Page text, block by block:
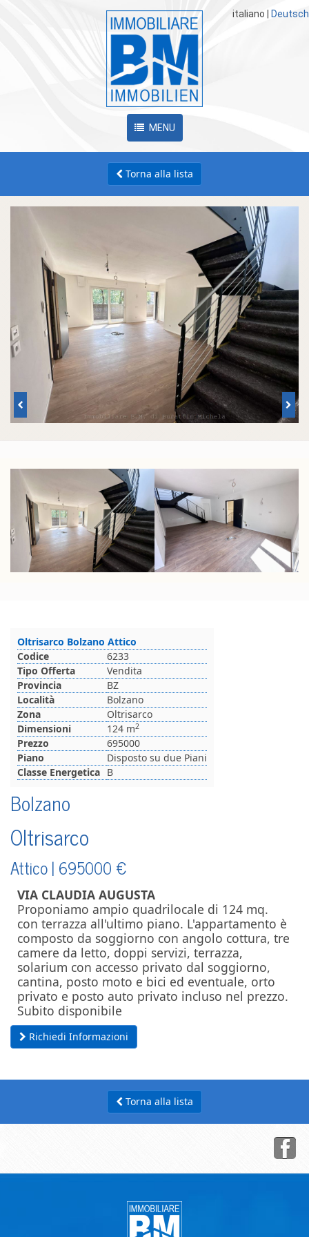
italiano Deutsch
MENU
Torna alla lista
Oltrisarco Bolzano Attico
Codice
6233
Tipo Offerta
Vendita
Provincia
BZ
Località
Bolzano
Zona
Oltrisarco
Dimensioni
124 m2
Prezzo
695000
Piano
Disposto su due Piani
Classe Energetica B
Bolzano
Oltrisarco
Attico | 695000 €
VIA CLAUDIA AUGUSTA
Proponiamo ampio quadrilocale di 124 mq.
con terrazza all'ultimo piano. L'appartamento è
composto da soggiorno con angolo cottura, tre
camere da letto, doppi servizi, terrazza,
solarium con accesso privato dal soggiorno,
cantina, posto moto e bici ed eventuale, orto
privato e posto auto privato incluso nel prezzo.
Subito disponibile
Richiedi Informazioni
Torna alla lista